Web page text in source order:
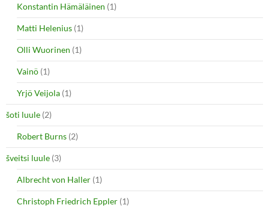
Konstantin Hämäläinen (1)
Matti Helenius (1)
Olli Wuorinen (1)
Vainö (1)
Yrjö Veijola (1)
šoti luule (2)
Robert Burns (2)
šveitsi luule (3)
Albrecht von Haller (1)
Christoph Friedrich Eppler (1)